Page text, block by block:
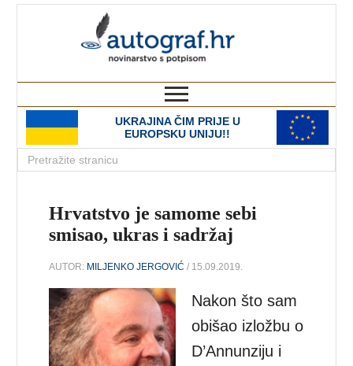
UKRAJINA ČIM PRIJE U
EUROPSKU UNIJU!!
Hrvatstvo je samome sebi
smisao, ukras i sadržaj
AUTOR: MILJENKO JERGOVIĆ / 15.09.2019.
Nakon što sam
obišao izložbu o
D’Annunziju i